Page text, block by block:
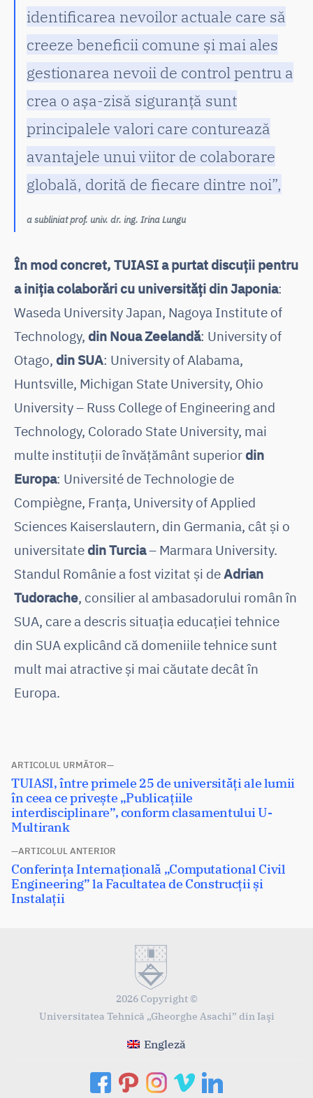
identificarea nevoilor actuale care să
creeze beneficii comune și mai ales
gestionarea nevoii de control pentru a
crea o așa-zisă siguranță sunt
principalele valori care conturează
avantajele unui viitor de colaborare
globală, dorită de fiecare dintre noi”,
a subliniat prof. univ. dr. ing. Irina Lungu
În mod concret, TUIASI a purtat discuții pentru
a iniția colaborări cu universități din Japonia:
Waseda University Japan, Nagoya Institute of
Technology, din Noua Zeelandă: University of
Otago, din SUA: University of Alabama,
Huntsville, Michigan State University, Ohio
University – Russ College of Engineering and
Technology, Colorado State University, mai
multe instituții de învățământ superior din
Europa: Université de Technologie de
Compiègne, Franța, University of Applied
Sciences Kaiserslautern, din Germania, cât și o
universitate din Turcia– Marmara University.
Standul Românie a fost vizitat și deAdrian
Tudorache, consilier al ambasadorului român în
SUA, care a descris situația educației tehnice
din SUA explicând că domeniile tehnice sunt
mult mai atractive și mai căutate decât în
Europa.
Navigare
în
articole
ARTICOLUL ANTERIOR
Articolul
anterior:
Conferința Internațională „Computational Civil
Engineering” la Facultatea de Construcții și
Instalații
ARTICOLUL URMĂTOR
Articolul
următor:
TUIASI, între primele 25 de universități ale lumii
în ceea ce privește „Publicațiile
interdisciplinare”, conform clasamentului U-
Multirank
2026 Copyright ©
Universitatea Tehnică „Gheorghe Asachi” din Iaşi
Engleză